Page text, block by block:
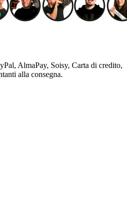
AlmaPay, Soisy, Carta di credito,
alla consegna.